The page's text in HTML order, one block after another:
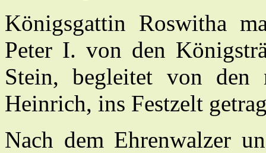
Königsgattin Roswitha
Peter I. von den
Stein, begleitet von den
Heinrich, ins Festzelt
Nach dem Ehrenwalzer